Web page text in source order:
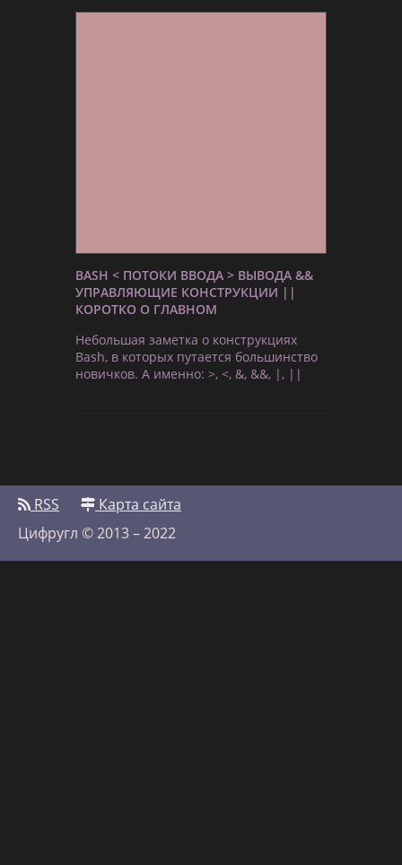
BASH < ПОТОКИ ВВОДА > ВЫВОДА &&
УПРАВЛЯЮЩИЕ КОНСТРУКЦИИ ||
КОРОТКО О ГЛАВНОМ
Небольшая заметка о конструкциях
Bash, в которых путается большинство
новичков. А именно: >, <, &, &&, |, ||
RSS
Карта сайта
Цифругл © 2013 – 2022